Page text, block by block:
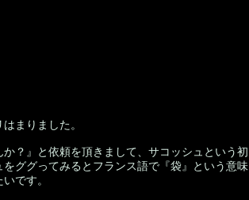
まりました。
？』と依頼を頂きまして、サコッシュという初
ググってみるとフランス語で『袋』という意味
です。